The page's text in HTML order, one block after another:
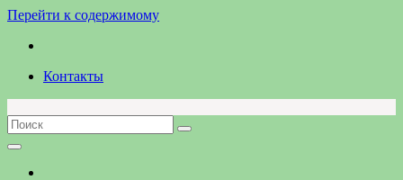
Перейти к содержимому
Контакты